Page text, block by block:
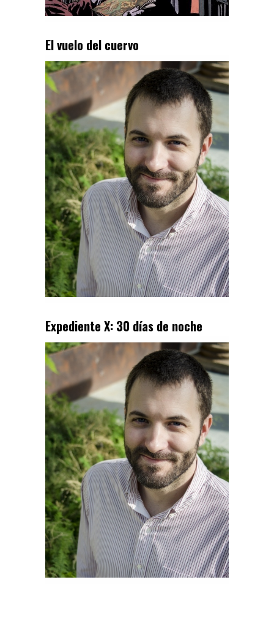
El vuelo del cuervo
Expediente X: 30 días de noche